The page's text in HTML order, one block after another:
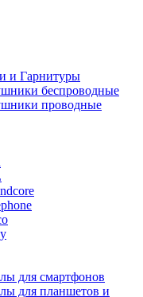
и Гарнитуры
беспроводные
проводные
для смартфонов
для планшетов и